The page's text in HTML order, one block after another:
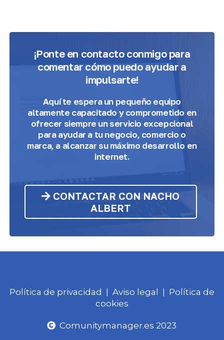
¡Ponte en contacto conmigo para
comentar cómo puedo ayudar a
impulsarte!
Aquí te esperaun pequeño equipo
altamente capacitado y comprometido en
ofrecer siempre un servicio excepcional
para ayudar a tu negocio, comercio o
marca, a alcanzar su máximo desarrollo en
internet.
CONTACTAR CON NACHO
ALBERT
Política de privacidad Aviso legal
Política de
cookies
Comunitymanager.es 2023